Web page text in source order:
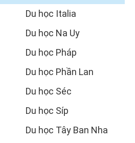
Du học Italia
Du học Na Uy
Du học Pháp
Du học Phần Lan
Du học Séc
Du học Síp
Du học Tây Ban Nha